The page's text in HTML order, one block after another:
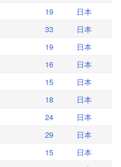
19
日本
33
日本
19
日本
16
日本
15
日本
18
日本
24
日本
29
日本
15
日本